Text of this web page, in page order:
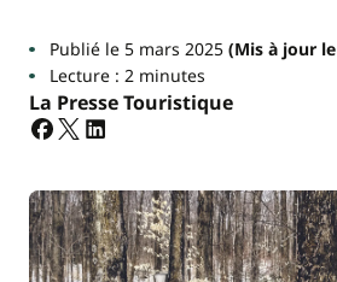
Publié le 5 mars 2025(Mis à jour le
Lecture : 2 minutes
La Presse Touristique